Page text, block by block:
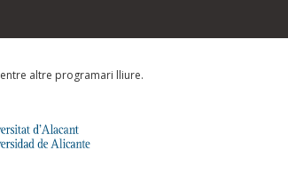
entre altre programari lliure.